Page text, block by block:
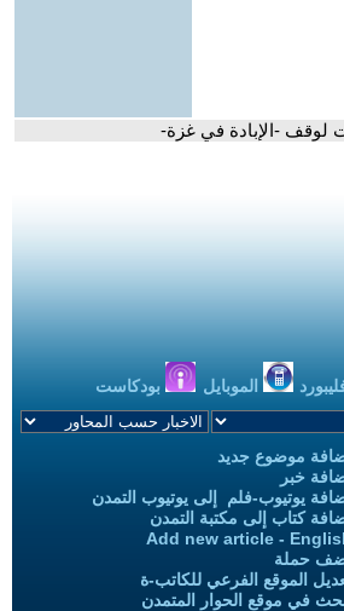
لوقف -الإبادة في غزة-
الموبايل بودكاست
موضوع جديد
خبر
يوتيوب-فلم إلى يوتيوب التمدن
كتاب إلى مكتبة التمدن
Add new article -
حملة
الموقع الفرعي للكاتب-ة
في موقع الحوار المتمدن